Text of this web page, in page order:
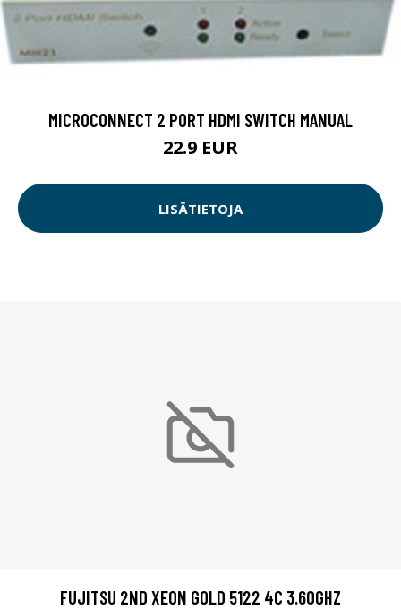
MICROCONNECT 2 PORT HDMI SWITCH MANUAL
22.9 EUR
LISÄTIETOJA
FUJITSU 2ND XEON GOLD 5122 4C 3.60GHZ